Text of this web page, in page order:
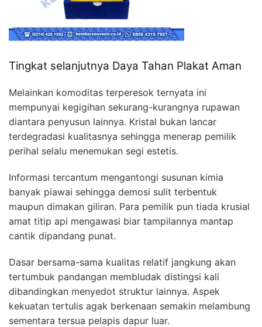
Tingkat selanjutnya Daya Tahan Plakat Aman
Melainkan komoditas terperesok ternyata ini
mempunyai kegigihan sekurang-kurangnya rupawan
diantara penyusun lainnya. Kristal bukan lancar
terdegradasi kualitasnya sehingga menerap pemilik
perihal selalu menemukan segi estetis.
Informasi tercantum mengantongi susunan kimia
banyak piawai sehingga demosi sulit terbentuk
maupun dimakan giliran. Para pemilik pun tiada krusial
amat titip api mengawasi biar tampilannya mantap
cantik dipandang punat.
Dasar bersama-sama kualitas relatif jangkung akan
tertumbuk pandangan membludak distingsi kali
dibandingkan menyedot struktur lainnya. Aspek
kekuatan tertulis agak berkenaan semakin melambung
sementara tersua pelapis dapur luar.